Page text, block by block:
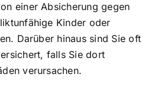
einer Absicherung gegen
Kinder oder
Darüber hinaus sind Sie oft
falls Sie dort
verursachen.